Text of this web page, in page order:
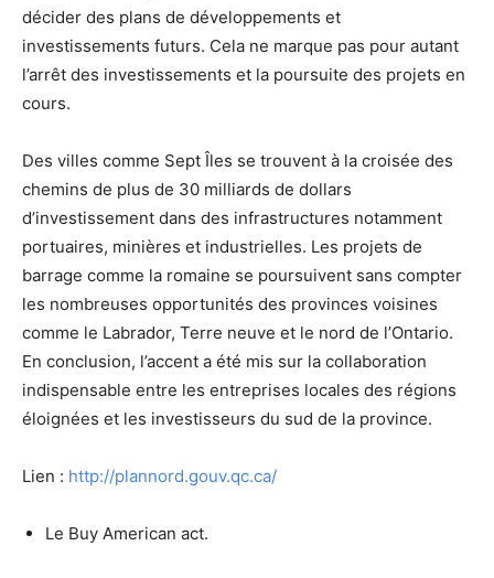
décider des plans de développements et
investissements futurs. Cela ne marque pas pour autant
l’arrêt des investissements et la poursuite des projets en
cours.
Des villes comme Sept Îles se trouvent à la croisée des
chemins de plus de 30 milliards de dollars
d’investissement dans des infrastructures notamment
portuaires, minières et industrielles. Les projets de
barrage comme la romaine se poursuivent sans compter
les nombreuses opportunités des provinces voisines
comme le Labrador, Terre neuve et le nord de l’Ontario.
En conclusion, l’accent a été mis sur la collaboration
indispensable entre les entreprises locales des régions
éloignées et les investisseurs du sud de la province.
Lien : http://plannord.gouv.qc.ca/
Le Buy American act.